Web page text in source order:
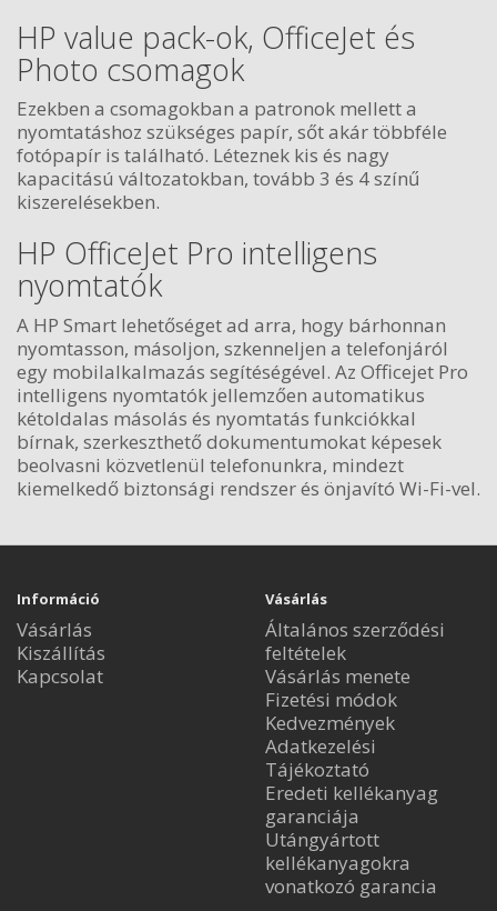
HP value pack-ok, OfficeJet és
Photo csomagok
Ezekben a csomagokban a patronok mellett a
nyomtatáshoz szükséges papír, sőt akár többféle
fotópapír is található. Léteznek kis és nagy
kapacitású változatokban, tovább 3 és 4 színű
kiszerelésekben.
HP OfficeJet Pro intelligens
nyomtatók
A HP Smart lehetőséget ad arra, hogy bárhonnan
nyomtasson, másoljon, szkenneljen a telefonjáról
egy mobilalkalmazás segítéségével. Az Officejet Pro
intelligens nyomtatók jellemzően automatikus
kétoldalas másolás és nyomtatás funkciókkal
bírnak, szerkeszthető dokumentumokat képesek
beolvasni közvetlenül telefonunkra, mindezt
kiemelkedő biztonsági rendszer és önjavító Wi-Fi-vel.
Információ
Vásárlás
Kiszállítás
Kapcsolat
Vásárlás
Általános szerződési
feltételek
Vásárlás menete
Fizetési módok
Kedvezmények
Adatkezelési
Tájékoztató
Eredeti kellékanyag
garanciája
Utángyártott
kellékanyagokra
vonatkozó garancia